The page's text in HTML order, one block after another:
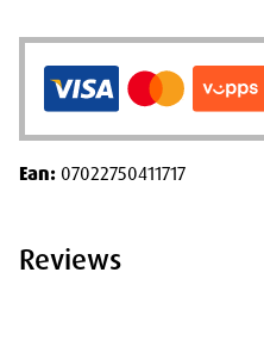
Ean: 07022750411717
Reviews